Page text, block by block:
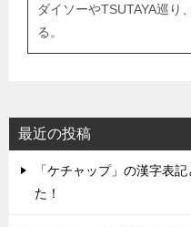
ダイソーやTSUTAYA巡り
る。
最近の投稿
「ケチャップ」の漢字表
た！